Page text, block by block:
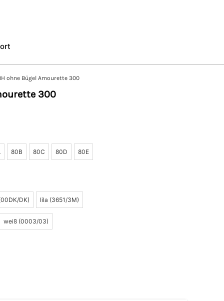
ohne Bügel Amourette 300
300
80B 80C 80D 80E
DK) lila (3651/3M)
weiß (0003/03)